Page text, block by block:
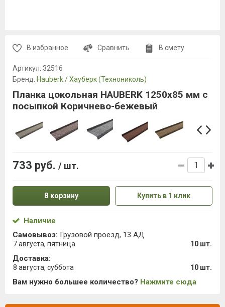
В избранное Сравнить В смету
Артикул: 32516
Бренд: Hauberk / Хауберк (Технониколь)
Планка цокольная HAUBERK 1250х85 мм с
посыпкой Коричнево-бежевый
733 руб. / шт.
В корзину Купить в 1 клик
Наличие
Самовывоз: Грузовой проезд, 13 АД
7 августа, пятница 10 шт.
Доставка:
8 августа, суббота 10 шт.
Вам нужно большее количество? Нажмите сюда